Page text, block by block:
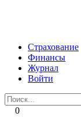
Страхование
Финансы
Журнал
Войти
Search
for:0